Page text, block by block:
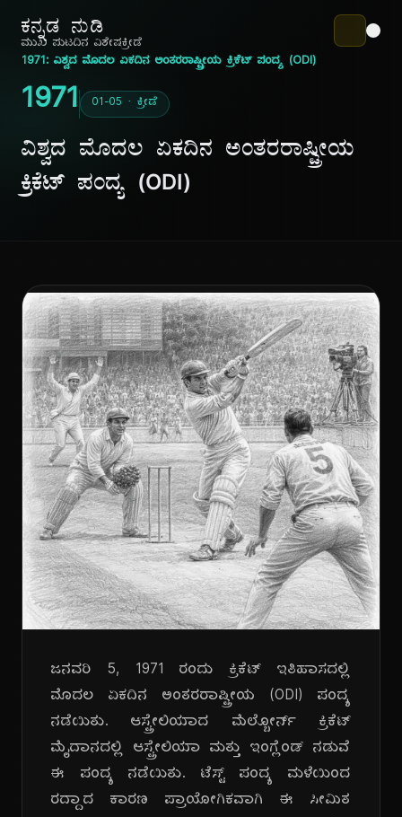
ಕನ್ನಡ ನುಡಿ
ಮುಖ ಪುಟದಿನ ವಿಶೇಷಕ್ರೀಡೆ
1971: ವಿಶ್ವದ ಮೊದಲ ಏಕದಿನ ಅಂತರರಾಷ್ಟ್ರೀಯ ಕ್ರಿಕೆಟ್ ಪಂದ್ಯ (ODI)
1971 01-05 · ಕ್ರೀಡೆ
ವಿಶ್ವದ ಮೊದಲ ಏಕದಿನ ಅಂತರರಾಷ್ಟ್ರೀಯ
ಕ್ರಿಕೆಟ್ ಪಂದ್ಯ (ODI)
ಜನವರಿ 5, 1971 ರಂದು ಕ್ರಿಕೆಟ್ ಇತಿಹಾಸದಲ್ಲಿ
ಮೊದಲ ಏಕದಿನ ಅಂತರರಾಷ್ಟ್ರೀಯ (ODI) ಪಂದ್ಯ
ನಡೆಯಿತು. ಆಸ್ಟ್ರೇಲಿಯಾದ ಮೆಲ್ಬೋರ್ನ್ ಕ್ರಿಕೆಟ್
ಮೈದಾನದಲ್ಲಿ ಆಸ್ಟ್ರೇಲಿಯಾ ಮತ್ತು ಇಂಗ್ಲೆಂಡ್ ನಡುವೆ
ಈ ಪಂದ್ಯ ನಡೆಯಿತು. ಟೆಸ್ಟ್ ಪಂದ್ಯ ಮಳೆಯಿಂದ
ರದ್ದಾದ ಕಾರಣ ಪ್ರಾಯೋಗಿಕವಾಗಿ ಈ ಸೀಮಿತ